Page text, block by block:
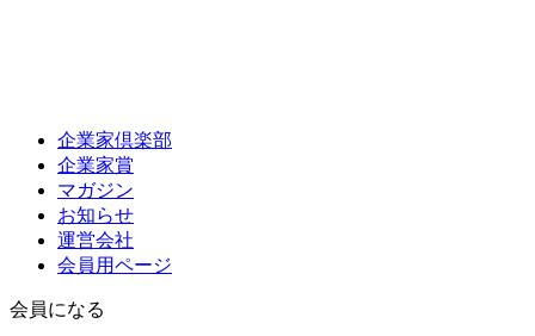
企業家倶楽部
企業家賞
マガジン
お知らせ
運営会社
会員用ページ
会員になる